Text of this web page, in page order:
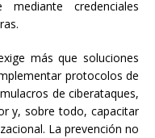
credenciales
más que soluciones
protocolos de
de ciberataques,
y, sobre todo, capacitar
La prevención no